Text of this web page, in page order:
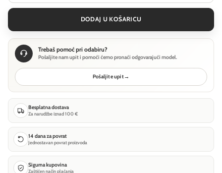
DODAJ U KOŠARICU
Trebaš pomoć pri odabiru?
Pošaljite nam upit i pomoći ćemo pronaći odgovarajući model.
Pošaljite upit→
Besplatna dostava
Za narudžbe iznad 100 €
14 dana za povrat
Jednostavan povrat proizvoda
Sigurna kupovina
Zaštićen način plaćanja